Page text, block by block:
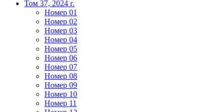
Том 37, 2024 г.
Номер 01
Номер 02
Номер 03
Номер 04
Номер 05
Номер 06
Номер 07
Номер 08
Номер 09
Номер 10
Номер 11